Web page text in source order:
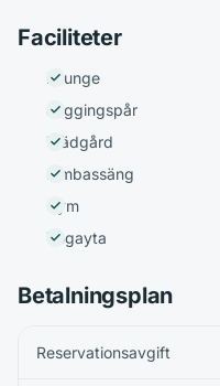
Faciliteter
Lounge
Joggingspår
Trädgård
Simbassäng
Gym
Yogayta
Betalningsplan
Reservationsavgift